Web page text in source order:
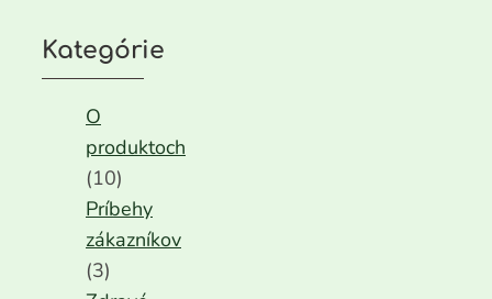
Kategórie
O
produktoch
(10)
Príbehy
zákazníkov
(3)